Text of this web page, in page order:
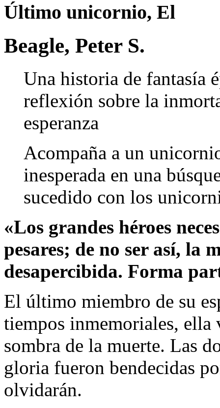
Último unicornio, El
Beagle, Peter S.
Una historia de fantasía
reflexión sobre la
esperanza
Acompaña a un
inesperada en una
sucedido con los
«Los grandes héroes
pesares; de no ser así, la
desapercibida. Forma
El último miembro de su
tiempos inmemoriales, ella
sombra de la muerte. Las
gloria fueron bendecidas
olvidarán.